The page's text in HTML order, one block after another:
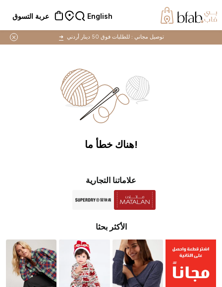
English عربة التسوق
توصيل مجاني : للطلبات فوق 50 دينار أردني ➜
!هناك خطأ ما
علاماتنا التجارية
الأكثر بحثا